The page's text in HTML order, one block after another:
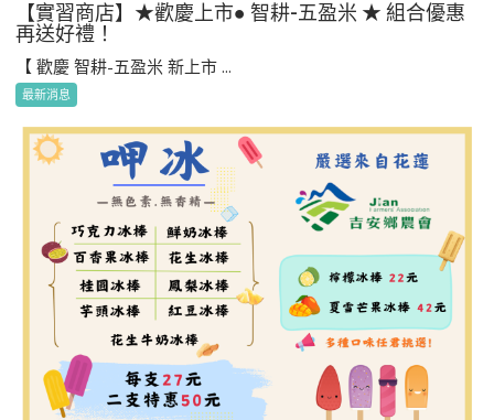
【實習商店】★歡慶上市● 智耕-五盈米 ★ 組合優惠
再送好禮！
【 歡慶 智耕-五盈米 新上市 ...
最新消息